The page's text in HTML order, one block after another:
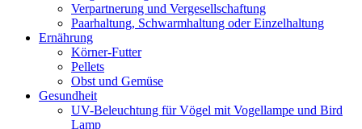
Verpartnerung und Vergesellschaftung
Paarhaltung, Schwarmhaltung oder Einzelhaltung
Ernährung
Körner-Futter
Pellets
Obst und Gemüse
Gesundheit
UV-Beleuchtung für Vögel mit Vogellampe und Bird
Lamp